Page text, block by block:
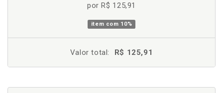
por R$ 125,91
item com 10%
Valor total: R$ 125,91